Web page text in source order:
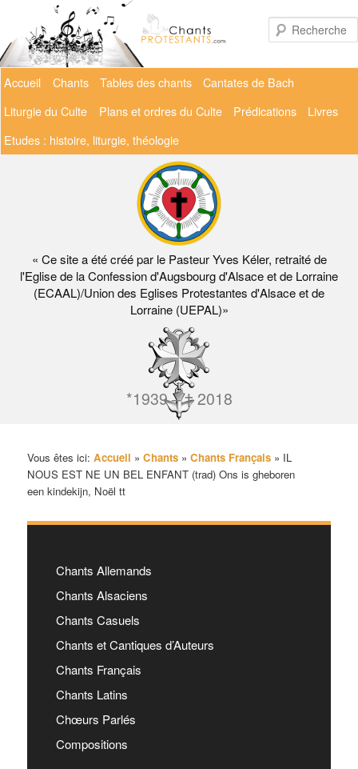
contenu
principal
« Ce site a été créé par le Pasteur Yves Kéler, retraité de
l'Eglise de la Confession d'Augsbourg d'Alsace et de Lorraine
(ECAAL)/Union des Eglises Protestantes d'Alsace et de
Lorraine (UEPAL)»
*1939 – † 2018
Menu
Accueil Chants Tables des chants
Cantates de Bach
Liturgie du Culte
Plans et ordres du Culte Prédications
Livres
Etudes : histoire, liturgie, théologie
Vous êtes ici:Accueil »Chants »Chants Français » IL
NOUS EST NE UN BEL ENFANT (trad) Ons is gheboren
een kindekijn, Noël tt
Chants Allemands
Chants Alsaciens
Chants Casuels
Chants et Cantiques d’Auteurs
Chants Français
Chants Latins
Chœurs Parlés
Compositions